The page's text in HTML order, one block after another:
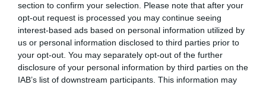
section to confirm your selection. Please note that after your
opt-out request is processed you may continue seeing
interest-based ads based on personal information utilized by
us or personal information disclosed to third parties prior to
your opt-out. You may separately opt-out of the further
disclosure of your personal information by third parties on the
IAB’s list of downstream participants. This information may
Παναγιώτης Σηµαιοφορίδης του συλλόγου ΝΑΟ
Καρλοβάσου Σάµου.
Οι τρεις συµµετέχοντες σύλλογοι-µέλη της ΕΟΥ∆Α
κατατάχθηκαν µε την ίδια σειρά, δηλαδή Πρωταθλητής
Σύλλογος Ελλάδος ο ΑΣΕΑ Πτολεµαΐδας, Ακαδηµία
Αθλητικών ∆ραστηριοτήτων στη δεύτερη θέση και στην